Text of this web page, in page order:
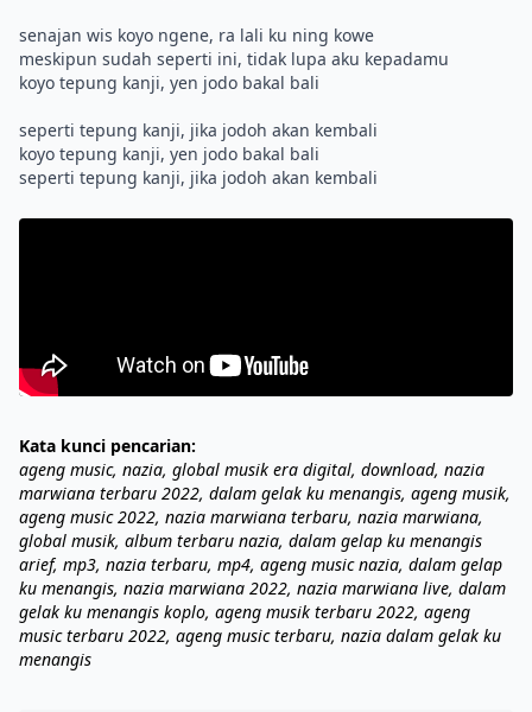
senajan wis koyo ngene, ra lali ku ning kowe
meskipun sudah seperti ini, tidak lupa aku kepadamu
koyo tepung kanji, yen jodo bakal bali
seperti tepung kanji, jika jodoh akan kembali
koyo tepung kanji, yen jodo bakal bali
Kata kunci pencarian:
ageng music, nazia, global musik era digital, download, nazia
marwiana terbaru 2022, dalam gelak ku menangis, ageng musik,
ageng music 2022, nazia marwiana terbaru, nazia marwiana,
global musik, album terbaru nazia, dalam gelap ku menangis
arief, mp3, nazia terbaru, mp4, ageng music nazia, dalam gelap
ku menangis, nazia marwiana 2022, nazia marwiana live, dalam
gelak ku menangis koplo, ageng musik terbaru 2022, ageng
music terbaru 2022, ageng music terbaru, nazia dalam gelak ku
menangis